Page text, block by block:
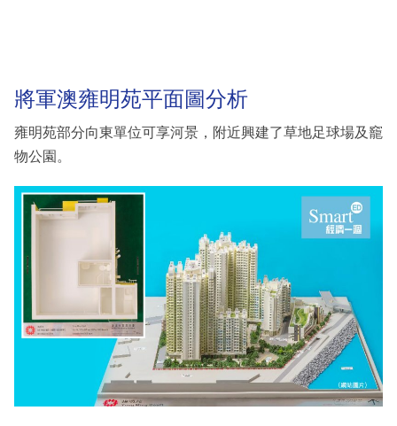
將軍澳雍明苑平面圖分析
雍明苑部分向東單位可享河景，附近興建了草地足球場及竉
物公園。